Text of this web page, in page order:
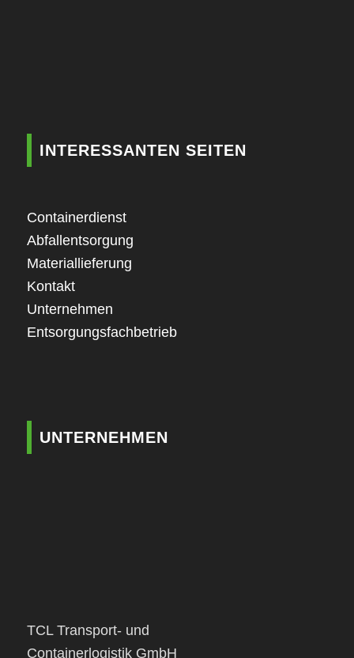
INTERESSANTEN SEITEN
Containerdienst
Abfallentsorgung
Materiallieferung
Kontakt
Unternehmen
Entsorgungsfachbetrieb
UNTERNEHMEN
TCL Transport- und
Containerlogistik GmbH